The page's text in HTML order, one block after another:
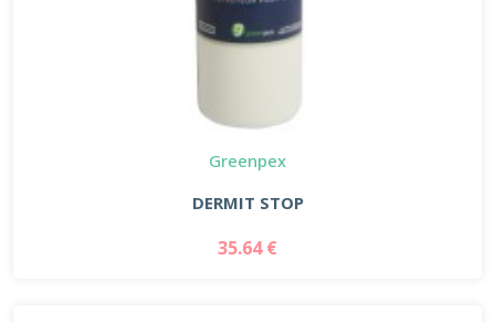
Greenpex
DERMIT STOP
35.64 €